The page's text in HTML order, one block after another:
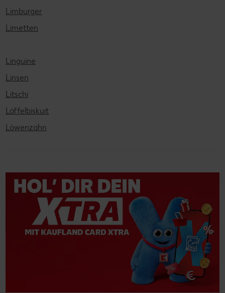
Limburger
Limetten
Linguine
Linsen
Litschi
Löffelbiskuit
Löwenzahn